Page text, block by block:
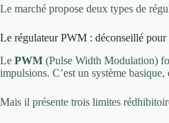
Le marché propose deux types de
Le régulateur PWM : déconseillé
Le PWM (Pulse Width Modulation)
impulsions. C’est un système
Mais il présente trois limites